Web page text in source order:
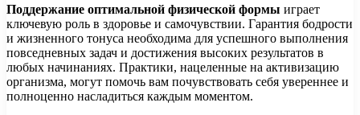
Поддержание оптимальной физической формы играет
ключевую роль в здоровье и самочувствии. Гарантия бодрости
и жизненного тонуса необходима для успешного выполнения
повседневных задач и достижения высоких результатов в
любых начинаниях. Практики, нацеленные на активизацию
организма, могут помочь вам почувствовать себя увереннее и
полноценно насладиться каждым моментом.